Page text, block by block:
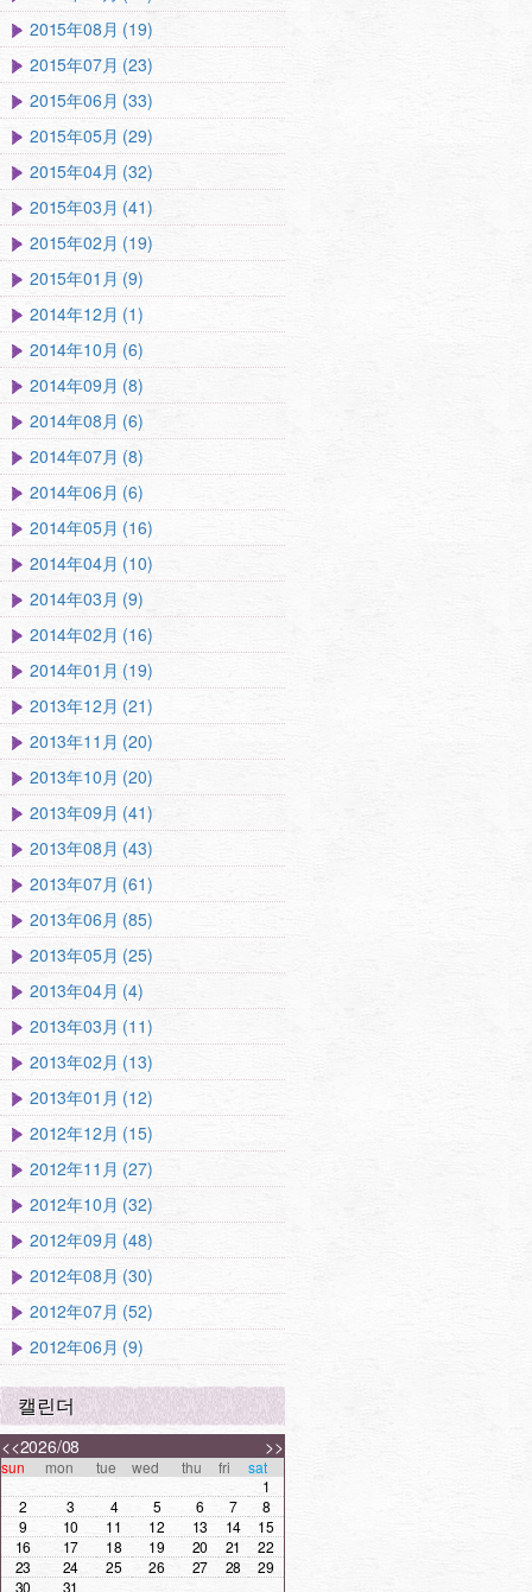
2015年08月 (19)
2015年07月 (23)
2015年06月 (33)
2015年05月 (29)
2015年04月 (32)
2015年03月 (41)
2015年02月 (19)
2015年01月 (9)
2014年12月 (1)
2014年10月 (6)
2014年09月 (8)
2014年08月 (6)
2014年07月 (8)
2014年06月 (6)
2014年05月 (16)
2014年04月 (10)
2014年03月 (9)
2014年02月 (16)
2014年01月 (19)
2013年12月 (21)
2013年11月 (20)
2013年10月 (20)
2013年09月 (41)
2013年08月 (43)
2013年07月 (61)
2013年06月 (85)
2013年05月 (25)
2013年04月 (4)
2013年03月 (11)
2013年02月 (13)
2013年01月 (12)
2012年12月 (15)
2012年11月 (27)
2012年10月 (32)
2012年09月 (48)
2012年08月 (30)
2012年07月 (52)
2012年06月 (9)
캘린더
<< >>
2026/08
sun mon tue wed thu fri
sat
1
2
3 4 5 6 7
8
9
10 11 12 13 14
15
16
17 18 19 20 21
22
23
24 25 26 27 28
29
30
31